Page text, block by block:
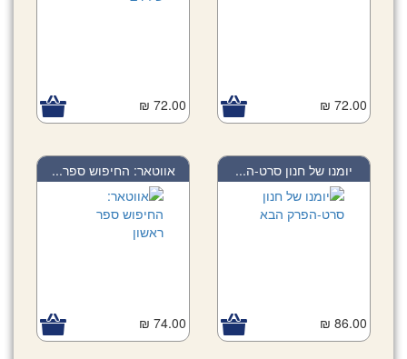
72.00 ₪
72.00 ₪
יומנו של חנון סרט-ה...
86.00 ₪
אווטאר: החיפוש ספר...
74.00 ₪